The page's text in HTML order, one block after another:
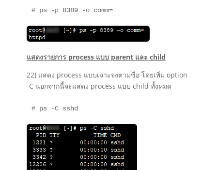
# ps -p 8389 -o comm=
แสดงรายการ process แบบ parent และ child
22) แสดง process แบบเจาะจงตามชื่อ โดยเพิ่ม option
-C นอกจากนี้จะแสดง process แบบ child ทั้งหมด
# ps -C sshd